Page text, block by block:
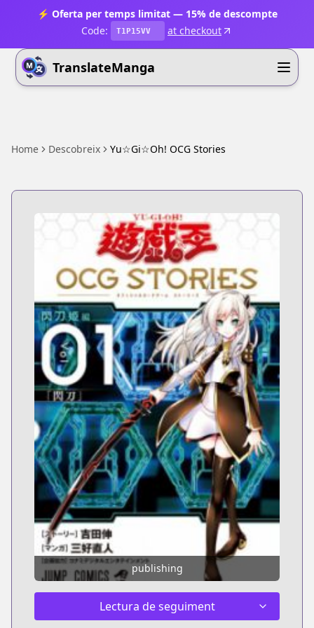
⚡ Oferta per temps limitat — 15% de descompte
Code:
T1P15VV at checkout
TranslateManga
Home Descobreix Yu☆Gi☆Oh! OCG Stories
publishing
Lectura de seguiment